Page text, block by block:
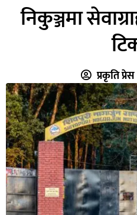
निकुञ्जमा
प्रकृति प्रेस